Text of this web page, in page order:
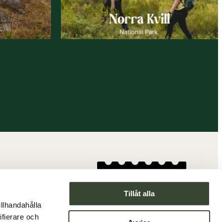
och
Tillåt alla